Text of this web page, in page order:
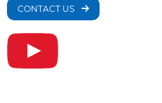
CONTACT US